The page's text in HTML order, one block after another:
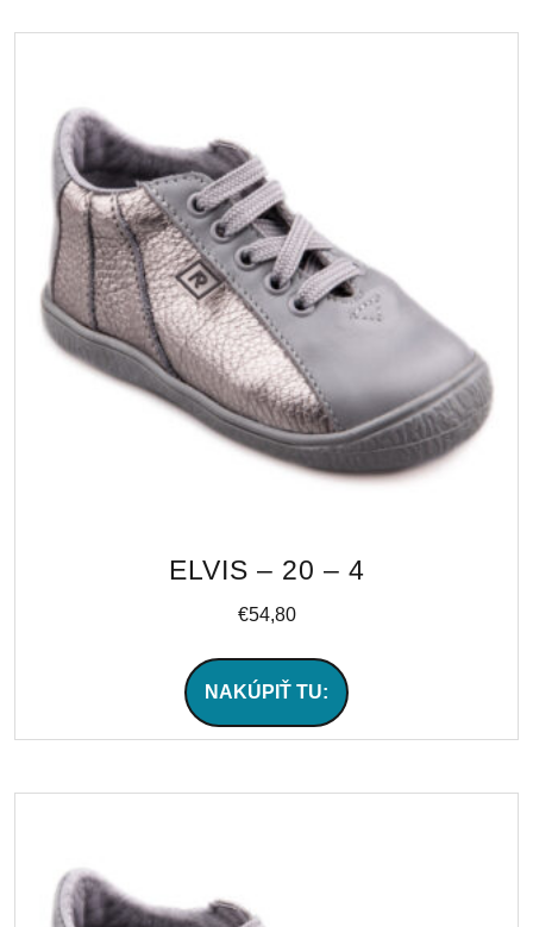
ELVIS – 20 – 4
€54,80
NAKÚPIŤ TU: